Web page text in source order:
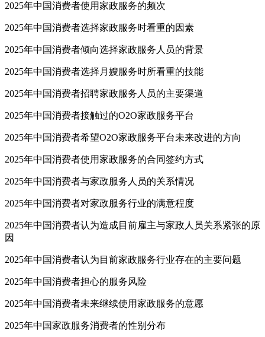
2025年中国消费者使用家政服务的频次
2025年中国消费者选择家政服务时看重的因素
2025年中国消费者倾向选择家政服务人员的背景
2025年中国消费者选择月嫂服务时所看重的技能
2025年中国消费者招聘家政服务人员的主要渠道
2025年中国消费者接触过的O2O家政服务平台
2025年中国消费者希望O2O家政服务平台未来改进的方向
2025年中国消费者使用家政服务的合同签约方式
2025年中国消费者与家政服务人员的关系情况
2025年中国消费者对家政服务行业的满意程度
2025年中国消费者认为造成目前雇主与家政人员关系紧张的原
因
2025年中国消费者认为目前家政服务行业存在的主要问题
2025年中国消费者担心的服务风险
2025年中国消费者未来继续使用家政服务的意愿
2025年中国家政服务消费者的性别分布